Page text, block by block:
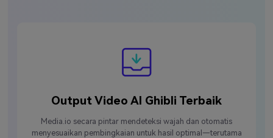
Output Video AI Ghibli Terbaik
Media.io secara pintar mendeteksi wajah dan otomatis
menyesuaikan pembingkaian untuk hasil optimal—terutama